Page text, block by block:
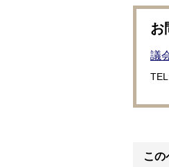
お
議
この